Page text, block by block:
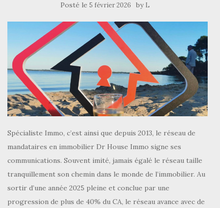
Posté le 5 février 2026 by L
Spécialiste Immo, c’est ainsi que depuis 2013, le réseau de
mandataires en immobilier Dr House Immo signe ses
communications. Souvent imité, jamais égalé le réseau taille
tranquillement son chemin dans le monde de l’immobilier. Au
sortir d’une année 2025 pleine et conclue par une
progression de plus de 40% du CA, le réseau avance avec de